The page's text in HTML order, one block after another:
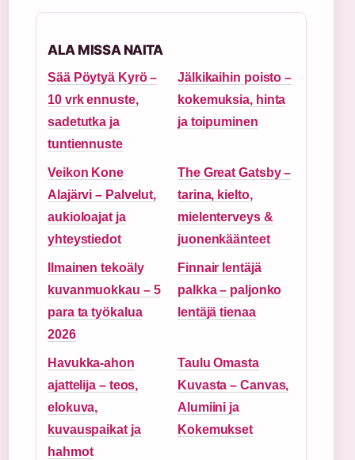
ALA MISSA NAITA
Sää Pöytyä Kyrö –
10 vrk ennuste,
sadetutka ja
tuntiennuste
Jälkikaihin poisto –
kokemuksia, hinta
ja toipuminen
Veikon Kone
Alajärvi – Palvelut,
aukioloajat ja
yhteystiedot
The Great Gatsby –
tarina, kielto,
mielenterveys &
juonenkäänteet
Ilmainen tekoäly
kuvanmuokkau – 5
para ta työkalua
2026
Finnair lentäjä
palkka – paljonko
lentäjä tienaa
Havukka-ahon
ajattelija – teos,
elokuva,
kuvauspaikat ja
hahmot
Taulu Omasta
Kuvasta – Canvas,
Alumiini ja
Kokemukset